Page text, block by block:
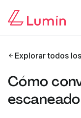
Explorar todos
Cómo